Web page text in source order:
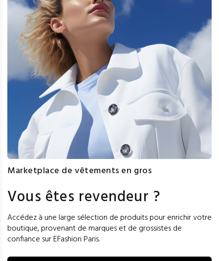
Marketplace de vêtements en gros
Vous êtes revendeur ?
Accédez à une large sélection de produits pour enrichir votre
boutique, provenant de marques et de grossistes de
confiance sur EFashion Paris.